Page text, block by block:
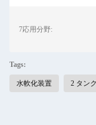
7応用分野:
Tags:
水軟化装置 2 タン